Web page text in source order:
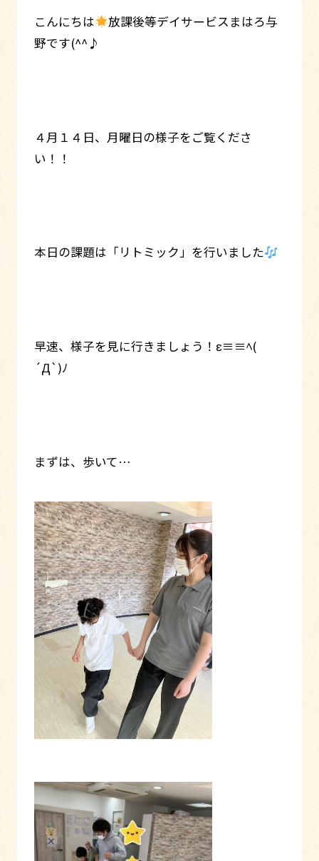
こんにちは
放課後等デイサービスまはろ与
野です(^^♪
４月１４日、月曜日の様子をご覧くださ
い！！
本日の課題は「リトミック」を行いました
早速、様子を見に行きましょう！ε≡≡ﾍ(
´Д`)ﾉ
まずは、歩いて…